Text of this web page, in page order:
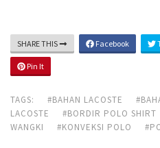
SHARE THIS Facebook
Pin It
TAGS: #BAHAN LACOSTE
LACOSTE
#BORDIR POLO SHIRT
WANGKI
#KONVEKSI POLO